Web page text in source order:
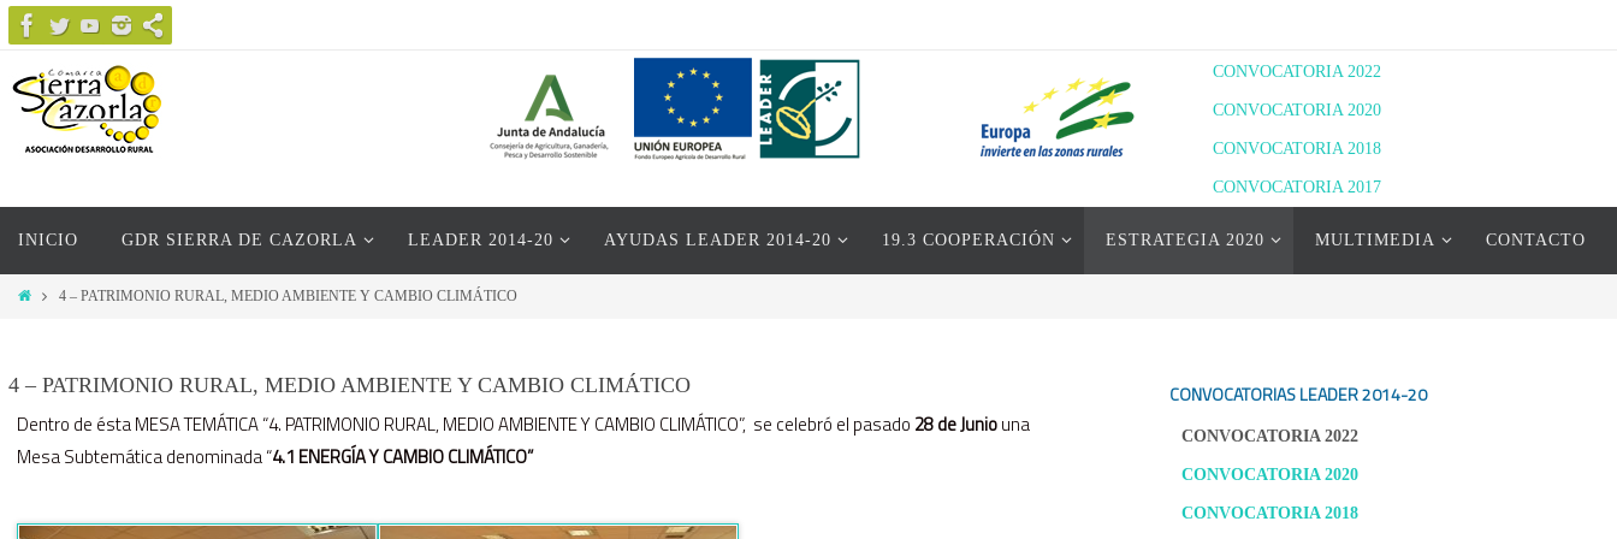
Ir
al
contenido
CONVOCATORIA 2022
CONVOCATORIA 2020
CONVOCATORIA 2018
CONVOCATORIA 2017
INICIO GDR SIERRA DE CAZORLA LEADER 2014-20 AYUDAS LEADER 2014-20 19.3 COOPERACIÓN ESTRATEGIA 2020 MULTIMEDIA CONTACTO
Inicio4 – PATRIMONIO RURAL, MEDIO AMBIENTE Y CAMBIO CLIMÁTICO
4 – PATRIMONIO RURAL, MEDIO AMBIENTE Y CAMBIO CLIMÁTICO
Dentro de ésta MESA TEMÁTICA “4. PATRIMONIO RURAL, MEDIO AMBIENTE Y CAMBIO CLIMÁTICO”, se celebró el pasado 28 de Juniouna
Mesa Subtemática denominada “4.1 ENERGÍA Y CAMBIO CLIMÁTICO”
CONVOCATORIAS LEADER2014-20
CONVOCATORIA 2022
CONVOCATORIA 2020
CONVOCATORIA 2018